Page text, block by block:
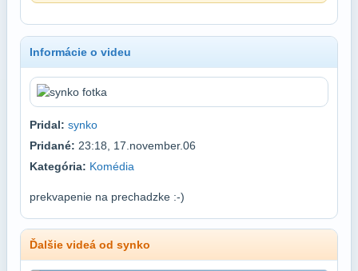
Informácie o videu
Pridal: synko
Pridané: 23:18, 17.november.06
Kategória: Komédia
prekvapenie na prechadzke :-)
Ďalšie videá od synko